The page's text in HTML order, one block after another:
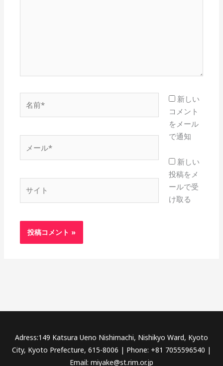
前
ー
*
新しい
コメント
をメール
で通知
新しい
投稿をメ
ールで受
け取る
Adress:149 Katsura Ueno Nishimachi, Nishikyo Ward, Kyoto
City, Kyoto Prefecture, 615-8006 | Phone: +81 7055596540 |
Email: miyake@st.rim.or.jp